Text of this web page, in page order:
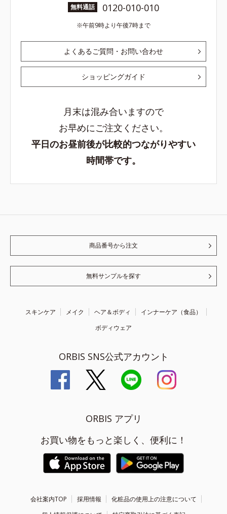
無料通話 0120-010-010
午前9時より午後7時まで
よくあるご質問・お問い合わせ
ショッピングガイド
月末は混み合いますので
お早めにご注文ください。
平日のお昼前後が比較的つながりやすい
時間帯です。
商品番号から注文
無料サンプルを探す
スキンケア メイク ヘア＆ボディ
インナーケア（食品）
ボディウェア
ORBIS SNS公式アカウント
ORBIS アプリ
お買い物をもっと楽しく、便利に！
会社案内TOP 採用情報
化粧品の使用上の注意について